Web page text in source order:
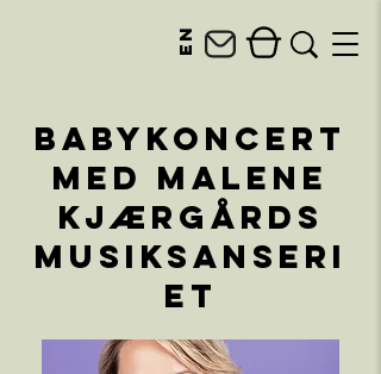
en
Babykoncert
med Malene
Kjærgårds
Musiksanseri
et